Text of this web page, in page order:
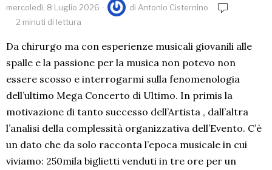
mercoledì, 8 Luglio 2026 di Antonio Cisternino
2 minuti di lettura
Da chirurgo ma con esperienze musicali giovanili alle
spalle e la passione per la musica non potevo non
essere scosso e interrogarmi sulla fenomenologia
dell’ultimo Mega Concerto di Ultimo. In primis la
motivazione di tanto successo dell’Artista , dall’altra
l’analisi della complessità organizzativa dell’Evento. C’è
un dato che da solo racconta l’epoca musicale in cui
viviamo: 250mila biglietti venduti in tre ore per un